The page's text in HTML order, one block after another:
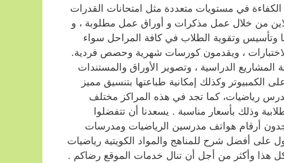
في مستويات متعددة مثل امتحانات القدرات
من خلال عمل مذكرات و أوراق عمل مطلوبة ، و
وتأسيس وتقوية الطلاب في كافة المراحل سواء
الاختبارات ، ويقدمون كورسات شهرية وحصص فردية.
الدراسية ، وتصوير الأوراق والمستندات
الكمبيوتر وكذلك إمكانية طباعتها بتنسيق مميز
رياضيات، كما تجد في هذه المراكز مختلف
وذلك بأسعار مناسبة . يسعدنا أن تتفضلوا
أرقام هواتف مدرسين الرياضيات ومدرسات
على أفضل شرح للمناهج والمواد الكويتية رياضيات
هذا وأكثر من أجل أن تنال خدمات الموقع رضاكم .